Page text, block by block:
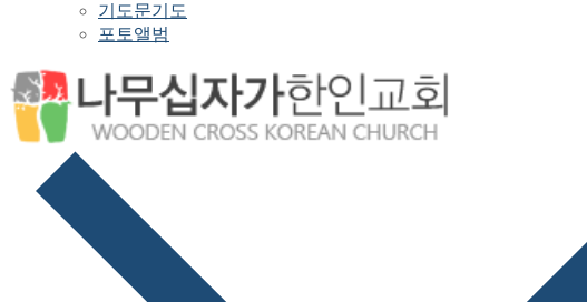
기도문기도
포토앨범